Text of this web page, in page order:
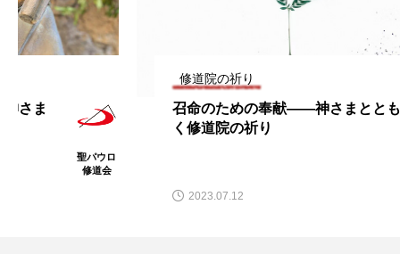
召命のための奉献――神さまとともに歩
く修道院の祈り